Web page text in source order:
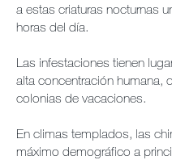
a estas criaturas nocturnas
horas del día.
Las infestaciones tienen
alta concentración humana,
colonias de vacaciones.
En climas templados, las
máximo demográfico a